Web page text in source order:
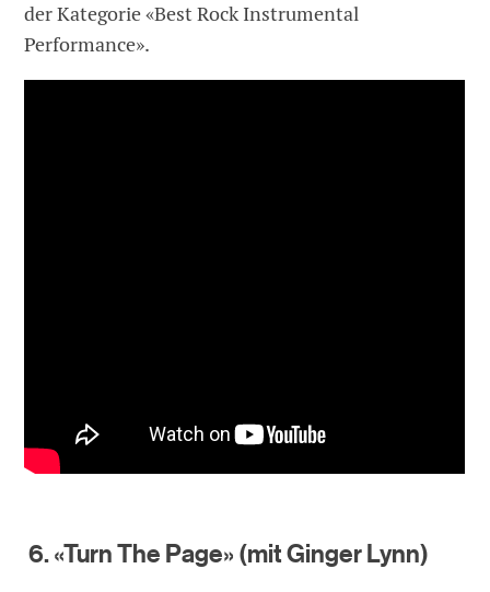
der Kategorie «Best Rock Instrumental
Performance».
6. «Turn The Page» (mit Ginger Lynn)